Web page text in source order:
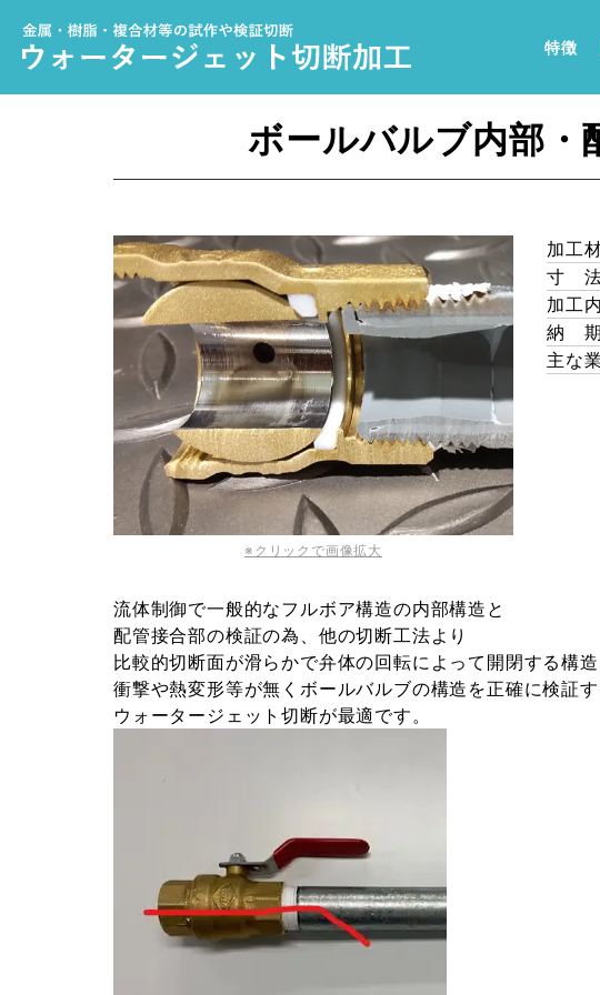
特徴
ボールバルブ内部・
※クリックで画像拡大
加工
寸
加工
納 期
主な
流体制御で一般的なフルボア構造の内部構造と
配管接合部の検証の為、他の切断工法より
比較的切断面が滑らかで弁体の回転によって開閉する構
衝撃や熱変形等が無くボールバルブの構造を正確に検証
ウォータージェット切断が最適です。